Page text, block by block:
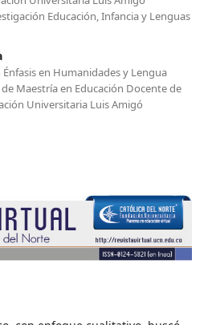
Educación, Infancia y Lenguas
en Humanidades y Lengua
Maestría en Educación Docente de
Universitaria Luis Amigó